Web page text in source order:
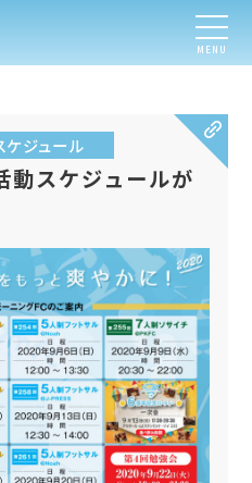
MENU
ケジュール
動スケジュールが